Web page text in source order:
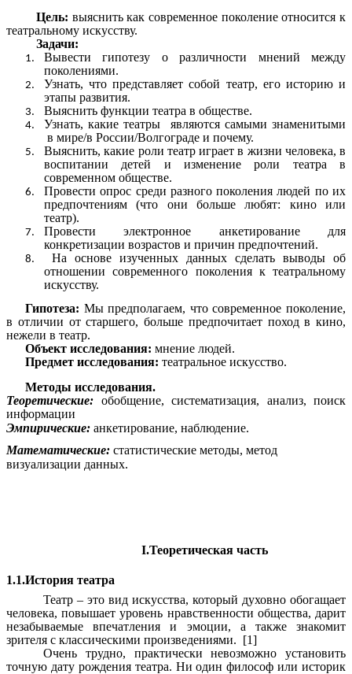
Цель: выяснить как современное поколение относится к
театральному искусству.
Задачи:
Вывести гипотезу о различности мнений между
поколениями.
Узнать, что представляет собой театр, его историю и
этапы развития.
Выяснить функции театра в обществе.
Узнать, какие театры являются самыми знаменитыми
в мире/в России/Волгограде и почему.
Выяснить, какие роли театр играет в жизни человека, в
воспитании детей и изменение роли театра в
современном обществе.
Провести опрос среди разного поколения людей по их
предпочтениям (что они больше любят: кино или
театр).
Провести электронное анкетирование для
конкретизации возрастов и причин предпочтений.
На основе изученных данных сделать выводы об
отношении современного поколения к театральному
искусству.
Гипотеза: Мы предполагаем, что современное поколение,
в отличии от старшего, больше предпочитает поход в кино,
нежели в театр.
Объект исследования: мнение людей.
Предмет исследования: театральное искусство.
Методы исследования.
Теоретические: обобщение, систематизация, анализ, поиск
информации
Эмпирические: анкетирование, наблюдение.
Математические: статистические методы, метод
визуализации данных.
I.Теоретическая часть
1.1.История театра
Театр – это вид искусства, который духовно обогащает
человека, повышает уровень нравственности общества, дарит
незабываемые впечатления и эмоции, а также знакомит
зрителя с классическими произведениями. [1]
Очень трудно, практически невозможно установить
точную дату рождения театра. Ни один философ или историк